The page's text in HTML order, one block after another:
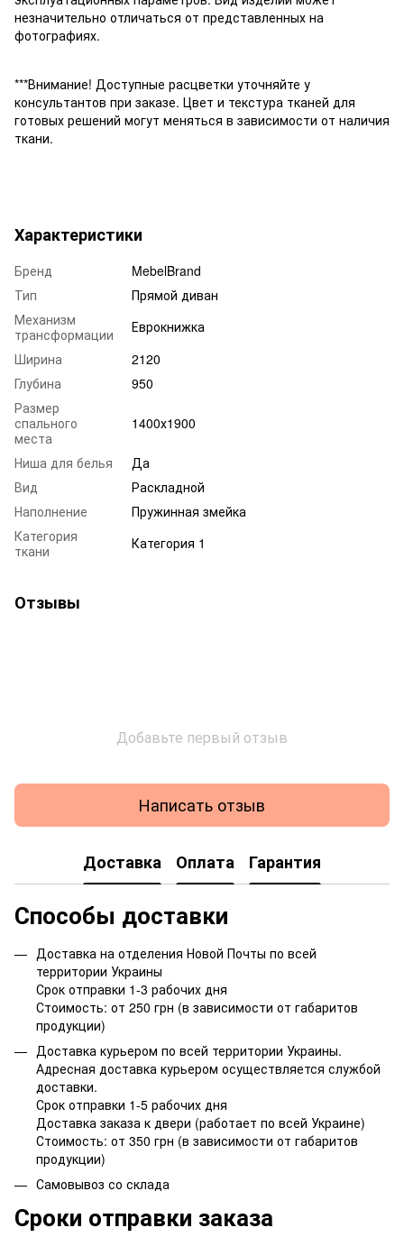
незначительно отличаться от представленных на
фотографиях.
***Внимание! Доступные расцветки уточняйте у
консультантов при заказе. Цвет и текстура тканей для
готовых решений могут меняться в зависимости от наличия
ткани.
Характеристики
Бренд
MebelBrand
Тип
Прямой диван
Механизм
трансформации
Еврокнижка
Ширина
2120
Глубина
950
Размер
спального
места
1400х1900
Ниша для белья
Да
Вид
Раскладной
Наполнение
Пружинная змейка
Категория
ткани
Категория 1
Отзывы
Добавьте первый отзыв
Написать отзыв
Доставка Оплата Гарантия
Способы доставки
Доставка на отделения Новой Почты по всей
территории Украины
Срок отправки 1-3 рабочих дня
Стоимость: от 250 грн (в зависимости от габаритов
продукции)
Доставка курьером по всей территории Украины.
Адресная доставка курьером осуществляется службой
доставки.
Срок отправки 1-5 рабочих дня
Доставка заказа к двери (работает по всей Украине)
Стоимость: от 350 грн (в зависимости от габаритов
продукции)
Самовывоз со склада
Сроки отправки заказа